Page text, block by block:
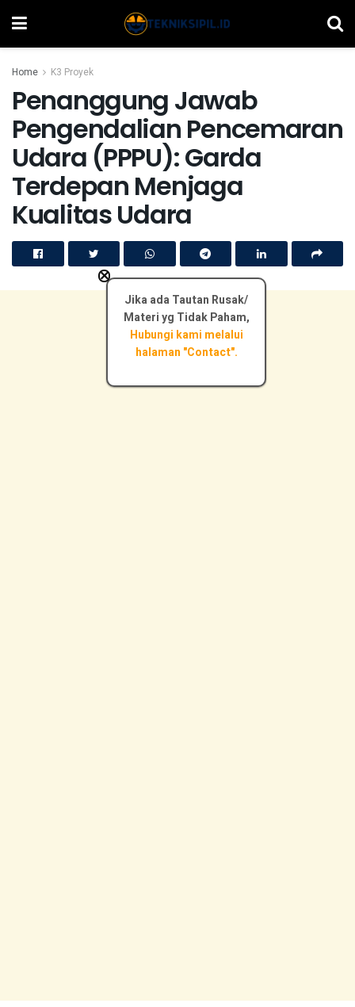
Home K3 Proyek
Penanggung Jawab
Pengendalian Pencemaran
Udara (PPPU): Garda
Terdepan Menjaga
Kualitas Udara
Jika ada Tautan Rusak/
Materi yg Tidak Paham,
Hubungi kami melalui
halaman "Contact".
×